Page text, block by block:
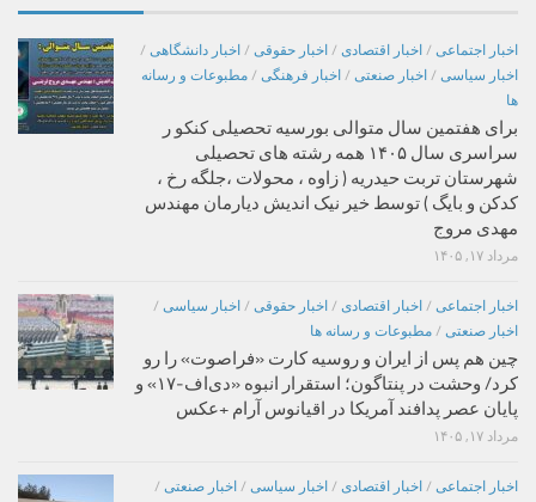
اخبار اجتماعی / اخبار اقتصادی / اخبار حقوقی / اخبار دانشگاهی /
اخبار سیاسی / اخبار صنعتی / اخبار فرهنگی / مطبوعات و رسانه
ها
برای هفتمین سال متوالی بورسیه تحصیلی کنکو ر
سراسری سال ۱۴۰۵ همه رشته های تحصیلی
شهرستان تربت حیدریه ( زاوه ، محولات ،جلگه رخ ،
کدکن و بایگ ) توسط خیر نیک اندیش دیارمان مهندس
مهدی مروج
مرداد ۱۷, ۱۴۰۵
اخبار اجتماعی / اخبار اقتصادی / اخبار حقوقی / اخبار سیاسی /
اخبار صنعتی / مطبوعات و رسانه ها
چین هم پس از ایران و روسیه کارت «فراصوت» را رو
کرد/ وحشت در پنتاگون؛ استقرار انبوه «دی‌اف‑۱۷» و
پایان عصر پدافند آمریکا در اقیانوس آرام +عکس
مرداد ۱۷, ۱۴۰۵
اخبار اجتماعی / اخبار اقتصادی / اخبار سیاسی / اخبار صنعتی /